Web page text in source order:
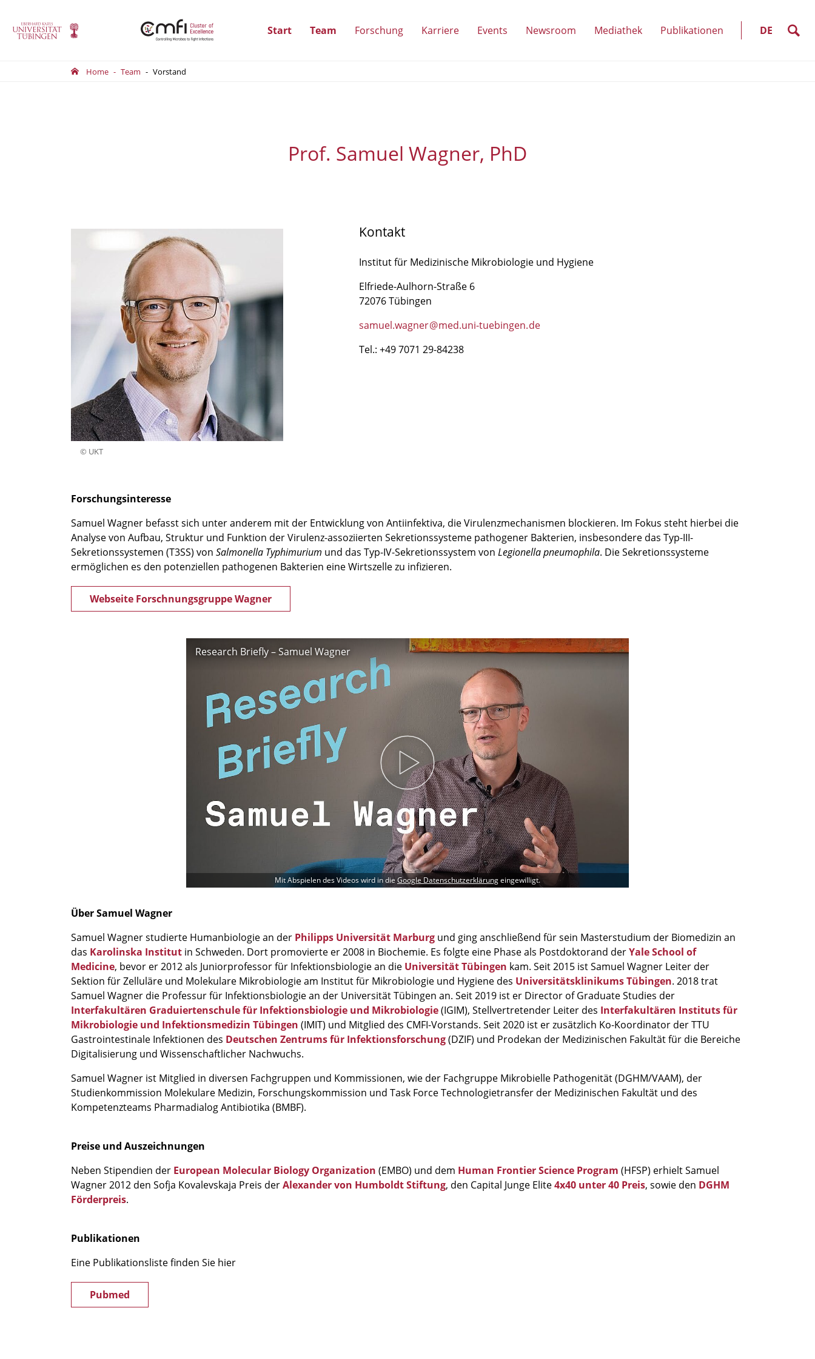
suche
LANGUAGE
DE
Start Team (Unterpunkte
Forschung(Unterpunkte
Karriere(Unterpunkte
Events (Unterpunkte
Newsroom (Unterpunkte
Mediathek Publikationen
Home Team Vorstand
Prof. Samuel Wagner, PhD
Kontakt
© UKT
Institut für Medizinische Mikrobiologie und Hygiene
Elfriede-Aulhorn-Straße 6
72076 Tübingen
samuel.wagner@med.uni-tuebingen.de
Tel.: +49 7071 29-84238
Forschungsinteresse
Samuel Wagner befasst sich unter anderem mit der Entwicklung von Antiinfektiva, die Virulenzmechanismen blockieren. Im Fokus steht hierbei die
Analyse von Aufbau, Struktur und Funktion der Virulenz-assoziierten Sekretionssysteme pathogener Bakterien, insbesondere das Typ-III-
Sekretionssystemen (T3SS) von Salmonella Typhimurium und das Typ-IV-Sekretionssystem von Legionella pneumophila. Die Sekretionssysteme
ermöglichen es den potenziellen pathogenen Bakterien eine Wirtszelle zu infizieren.
Webseite Forschnungsgruppe Wagner
Research Briefly – Samuel Wagner
Mit Abspielen des Videos wird in die Google Datenschutzerklärungeingewilligt.
Über Samuel Wagner
Samuel Wagner studierte Humanbiologie an der Philipps Universität Marburg und ging anschließend für sein Masterstudium der Biomedizin an
das Karolinska Institut in Schweden. Dort promovierte er 2008 in Biochemie. Es folgte eine Phase als Postdoktorand derYale School of
Medicine, bevor er 2012 als Juniorprofessor für Infektionsbiologie an die Universität Tübingen kam. Seit 2015 ist Samuel Wagner Leiter der
Sektion für Zelluläre und Molekulare Mikrobiologie am Institut für Mikrobiologie und Hygiene des Universitätsklinikums Tübingen. 2018 trat
Samuel Wagner die Professur für Infektionsbiologie an der Universität Tübingen an. Seit 2019 ist er Director of Graduate Studies der
Interfakultären Graduiertenschule für Infektionsbiologie und Mikrobiologie(IGIM), Stellvertretender Leiter des Interfakultären Instituts für
Mikrobiologie und Infektionsmedizin Tübingen (IMIT) und Mitglied des CMFI-Vorstands. Seit 2020 ist er zusätzlich Ko-Koordinator der TTU
Gastrointestinale Infektionen des Deutschen Zentrums für Infektionsforschung(DZIF) und Prodekan der Medizinischen Fakultät für die Bereiche
Digitalisierung und Wissenschaftlicher Nachwuchs.
Samuel Wagner ist Mitglied in diversen Fachgruppen und Kommissionen, wie der Fachgruppe Mikrobielle Pathogenität (DGHM/VAAM), der
Studienkommission Molekulare Medizin, Forschungskommission und Task Force Technologietransfer der Medizinischen Fakultät und des
Kompetenzteams Pharmadialog Antibiotika (BMBF).
Preise und Auszeichnungen
Neben Stipendien der European Molecular Biology Organization (EMBO) und dem Human Frontier Science Program (HFSP) erhielt Samuel
Wagner 2012 den Sofja Kovalevskaja Preis derAlexander von Humboldt Stiftung, den Capital Junge Elite4x40 unter 40 Preis, sowie den DGHM
Förderpreis.
Publikationen
Eine Publikationsliste finden Sie hier
Pubmed